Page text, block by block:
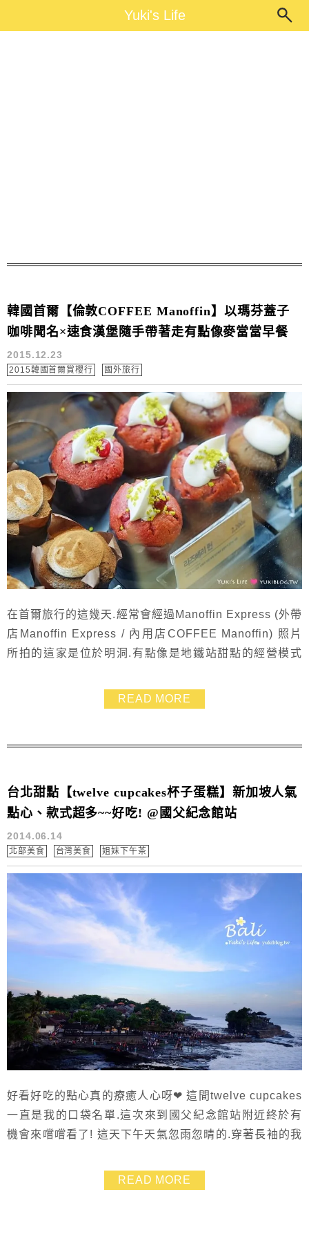
Yuki's LifeYuki's Life
韓國首爾【倫敦COFFEE Manoffin】以瑪芬蓋子
咖啡聞名×速食漢堡隨手帶著走有點像麥當當早餐
2015.12.23
2015韓國首爾賞櫻行 國外旅行
在首爾旅行的這幾天.經常會經過Manoffin Express (外帶
店Manoffin Express / 內用店COFFEE Manoffin) 照片
所拍的這家是位於明洞.有點像是地鐵站甜點的經營模式
福堡的組合一樣 有天經過就買了一份外帶回飯店給小西
瓜當作下午茶 大人就喝熱咖啡溫暖一下囉 ❤
READ MORE
台北甜點【twelve cupcakes杯子蛋糕】新加坡人氣
點心、款式超多~~好吃! @國父紀念館站
2014.06.14
北部美食 台灣美食 姐妹下午茶
好看好吃的點心真的療癒人心呀❤ 這間twelve cupcakes
一直是我的口袋名單.這次來到國父紀念館站附近終於有
機會來嚐嚐看了! 這天下午天氣忽雨忽晴的.穿著長袖的我
READ MORE